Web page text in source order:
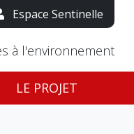
Espace Sentinelle
à l'environnement
LE PROJET